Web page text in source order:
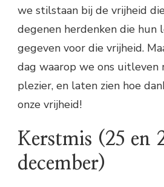
we stilstaan bij de vrijheid
degenen herdenken die hun
gegeven voor die vrijheid.
dag waarop we ons uitleven
plezier, en laten zien hoe
onze vrijheid!
Kerstmis (25 en
december)